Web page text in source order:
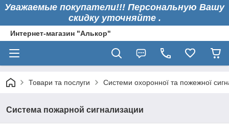
Уважаемые покупатели!!! Персональную Вашу
скидку уточняйте .
Интернет-магазин "Алькор"
Товари та послуги Системи охоронної та пожежної
Система пожарной сигнализации